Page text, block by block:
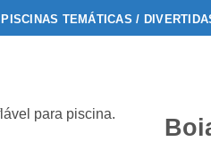
PISCINAS TEMÁTICAS /